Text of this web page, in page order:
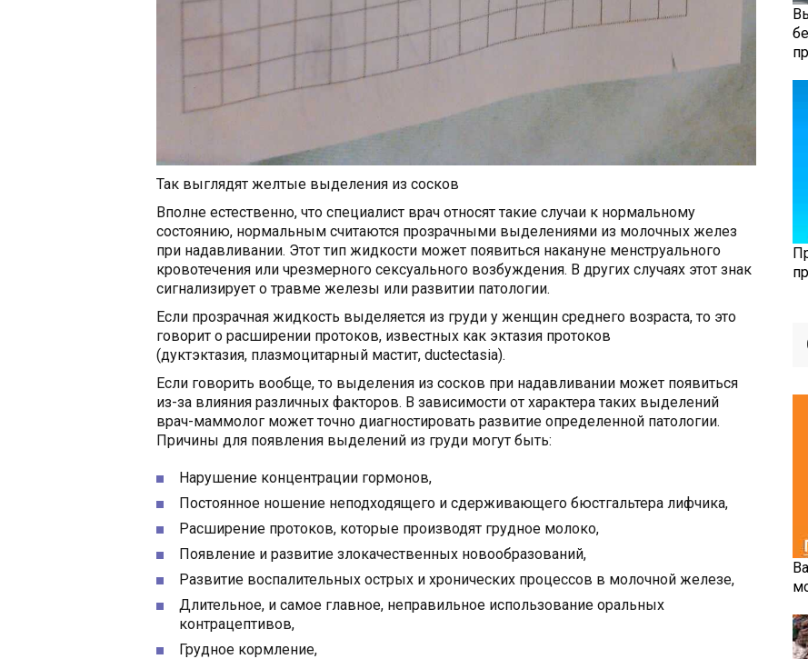
Так выглядят желтые выделения из сосков
Вполне естественно, что специалист врач относят такие случаи к нормальному
состоянию, нормальным считаются прозрачными выделениями из молочных желез
при надавливании. Этот тип жидкости может появиться накануне менструального
кровотечения или чрезмерного сексуального возбуждения. В других случаях этот знак
сигнализирует о травме железы или развитии патологии.
Если прозрачная жидкость выделяется из груди у женщин среднего возраста, то это
говорит о расширении протоков, известных как эктазия протоков
(дуктэктазия, плазмоцитарный мастит, ductectasia).
Если говорить вообще, то выделения из сосков при надавливании может появиться
из-за влияния различных факторов. В зависимости от характера таких выделений
врач-маммолог может точно диагностировать развитие определенной патологии.
Причины для появления выделений из груди могут быть:
Нарушение концентрации гормонов,
Постоянное ношение неподходящего и сдерживающего бюстгальтера лифчика,
Расширение протоков, которые производят грудное молоко,
Появление и развитие злокачественных новообразований,
Развитие воспалительных острых и хронических процессов в молочной железе,
Длительное, и самое главное, неправильное использование оральных
контрацептивов,
Грудное кормление,